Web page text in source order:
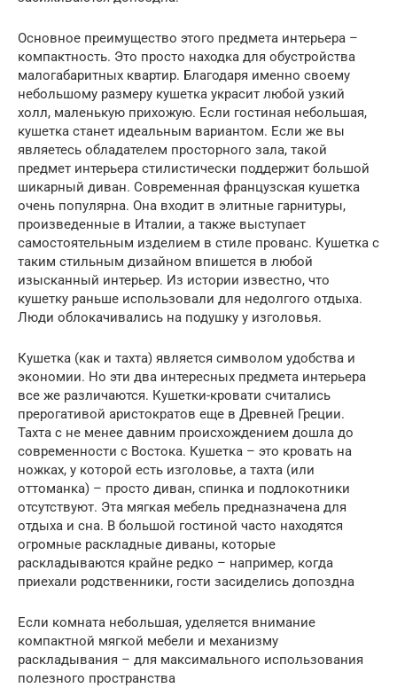
Основное преимущество этого предмета интерьера –
компактность. Это просто находка для обустройства
малогабаритных квартир. Благодаря именно своему
небольшому размеру кушетка украсит любой узкий
холл, маленькую прихожую. Если гостиная небольшая,
кушетка станет идеальным вариантом. Если же вы
являетесь обладателем просторного зала, такой
предмет интерьера стилистически поддержит большой
шикарный диван. Современная французская кушетка
очень популярна. Она входит в элитные гарнитуры,
произведенные в Италии, а также выступает
самостоятельным изделием в стиле прованс. Кушетка с
таким стильным дизайном впишется в любой
изысканный интерьер. Из истории известно, что
кушетку раньше использовали для недолгого отдыха.
Люди облокачивались на подушку у изголовья.
Кушетка (как и тахта) является символом удобства и
экономии. Но эти два интересных предмета интерьера
все же различаются. Кушетки-кровати считались
прерогативой аристократов еще в Древней Греции.
Тахта с не менее давним происхождением дошла до
современности с Востока. Кушетка – это кровать на
ножках, у которой есть изголовье, а тахта (или
оттоманка) – просто диван, спинка и подлокотники
отсутствуют. Эта мягкая мебель предназначена для
отдыха и сна. В большой гостиной часто находятся
огромные раскладные диваны, которые
раскладываются крайне редко – например, когда
приехали родственники, гости засиделись допоздна
Если комната небольшая, уделяется внимание
компактной мягкой мебели и механизму
раскладывания – для максимального использования
полезного пространства